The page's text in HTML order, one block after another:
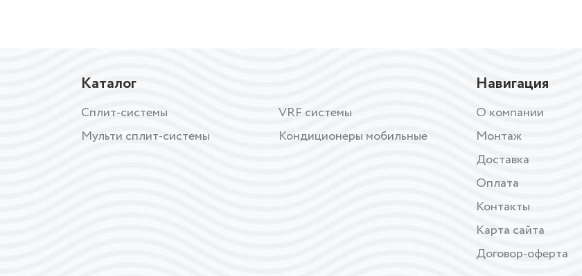
Каталог
Сплит-системы
Мульти сплит-системы
VRF системы
Кондиционеры мобильные
Навигация
О компании
Монтаж
Доставка
Оплата
Контакты
Карта сайта
Договор-оферта